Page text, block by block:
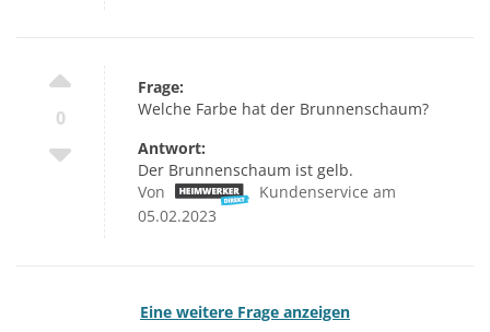
0
Frage:
Welche Farbe hat der Brunnenschaum?
Antwort:
Der Brunnenschaum ist gelb.
Von
Kundenservice am
05.02.2023
Eine weitere Frage anzeigen